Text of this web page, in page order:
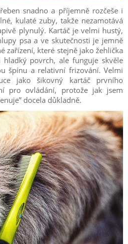
snadno a příjemně rozčeše i
kulaté zuby, takže nezamotává
plynulý. Kartáč je velmi hustý,
psa a ve skutečnosti je jemně
zařízení, které stejně jako žehlička
povrch, ale funguje skvěle
špínu a relativní frizování. Velmi
jako šikovný kartáč prvního
pro ovládání, protože jak jsem
docela důkladně.